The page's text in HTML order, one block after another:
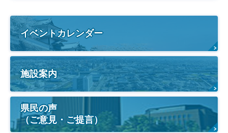
イベントカレンダー
施設案内
県民の声
（ご意見・ご提言）